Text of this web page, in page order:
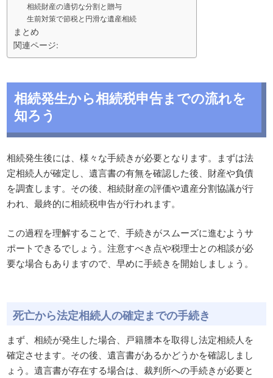
相続財産の適切な分割と贈与
生前対策で節税と円滑な遺産相続
まとめ
関連ページ:
相続発生から相続税申告までの流れを
知ろう
相続発生後には、様々な手続きが必要となります。まずは法
定相続人が確定し、遺言書の有無を確認した後、財産や負債
を調査します。その後、相続財産の評価や遺産分割協議が行
われ、最終的に相続税申告が行われます。
この過程を理解することで、手続きがスムーズに進むようサ
ポートできるでしょう。注意すべき点や税理士との相談が必
要な場合もありますので、早めに手続きを開始しましょう。
死亡から法定相続人の確定までの手続き
まず、相続が発生した場合、戸籍謄本を取得し法定相続人を
確定させます。その後、遺言書があるかどうかを確認しまし
ょう。遺言書が存在する場合は、裁判所への手続きが必要と